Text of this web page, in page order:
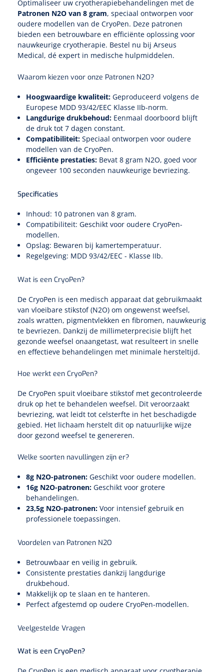
Verzwaringsdekens
Positioneringsmateriaal
Verpleegdekens
Bekers
Koffiebekers
Opzetstukken voor bekers
Doucheramen
Wandbeugels
Douchestoelen
Toiletbeugels
Diversen badkamerhulpmiddelen
Toiletstoelen
Doucherolstoelen
Douchebrancard
Douchetabouretten
Transferhulpmiddelen
Glijzeilen
Draaischijven
Dermatoscopen
Gynecologische lichtbronnen & toebehoren
Loupebrillen
Otoscopen
Ophtalmoscopen
Penlight
Tongspatelhouders
Voorhoofdslampen
NKO
Lichaamsmeting
Zelftest apparatuur
Weegschalen
Meetlatten
Diversen
Echografie
Toebehoren Echografie
Labo
Glucometers
Zwangerschapstesten
Urinetesten
Bloedtesten
Bobath
Draagbaar
Traction
Osteo
Kantel
Tabouret
Fysiotechniek & hydromassage
Shockwave
Tecar
TENS
Kort-en microgolf
Pressotherapie & massage
Thermotherapie
Lymfedrainage
Dry Needling
Cognitieve en visuele training
Cognitieve training
Virtual reality training
Interactieve therapie
Hand/schouder oefentherapie
Oefengewichten
Oppervlaktereiniging & -desinfectie
Papierwaren
Dameshygiëne
Zakdoekjes
Toiletpapier
Werkdoeken
Servietten
Onderzoekstafelpapier
Handdoekrollen
Cellulosepapier
Persoonlijk beschermingsmateriaal
Mutsen
Oordoppen
Maskers
Handschoenen
Overschoenen
Dispensers
Luchtverfrisser dispensers
Zeep dispensers
Papier dispensers
Urinezakken & urinepotjes
Glijmiddel
Spoelingen
Bedpannen & toiletemmers
Infuustherapie
Infuusstaander
Toebehoren injectiemateriaal
Naaldcontainers en toebehoren
Ontsmettingsalcohol
Naaldknippers
Stuwbanden
Alcoswabs
Hoofdkussens
Matrassen & beschermers
Bedden
Medisch kabinet
Onderzoekstafels
Onderzoekslampen
Dokterstassen & toebehoren
Tabouretten
Opstapjes
Karren & trolleys
Transportwagens
Wondzorgkarren
PC karren
Medicatiekarren
Actieve tilliften
Passieve tilliften
Tilbanden
Valpreventie & detectie
Zetels & zitkussens
Geriatrische zetels
Toebehoren
Apparaten
Uterustangen
Nageltangen
Verwijdertangen voor wondhaken
Bistouri
Bistourimesjes
Stitch cutters
Volledige bistouris
Bistourihouders
Instrumentendozen & verbandtrommels
Verbandtrommels
Klemmen
Oorlusjes
Pincetten
Scharen
Hysterometers
Gipszagen & ringzagen
Diverse instrumenten
Poliepentang
Stemvorken
Wondspreiders
Oogmagneten
Reflexhamers
Instrumenten reiniging & desinfectie
Vingerspalken
Enkelspalken
Kompressen & verbanden
Vetgaaskompressen
Gaaskompressen
Oogkompressen
Niet inklevende verbanden
Absorberende verbanden
Non-woven kompressen
Splitkompressen
Gipsverbanden & toebehoren
Jersey kousen
Zinklijmverbanden
Polsterwatten
Armdraagband
Loopzolen
Gipsen
Bloedstelpende verbanden
Hechtmateriaal
Hechtdraad
Nietmachine en nietjes
Hechtstrips
Hechtlijm
Windels & tubulaire verbanden
Zinklijm verbanden
Optimaliseer uw cryotherapiebehandelingen met de
Patronen N2O van 8 gram, speciaal ontworpen voor
oudere modellen van de CryoPen. Deze patronen
bieden een betrouwbare en efficiënte oplossing voor
nauwkeurige cryotherapie. Bestel nu bij Arseus
Medical, dé expert in medische hulpmiddelen.
Waarom kiezen voor onze Patronen N2O?
Hoogwaardige kwaliteit: Geproduceerd volgens de
Europese MDD 93/42/EEC Klasse IIb-norm.
Langdurige drukbehoud: Eenmaal doorboord blijft
de druk tot 7 dagen constant.
Compatibiliteit: Speciaal ontworpen voor oudere
modellen van de CryoPen.
Efficiënte prestaties: Bevat 8 gram N2O, goed voor
ongeveer 100 seconden nauwkeurige bevriezing.
Specificaties
Inhoud: 10 patronen van 8 gram.
Compatibiliteit: Geschikt voor oudere CryoPen-
modellen.
Opslag: Bewaren bij kamertemperatuur.
Regelgeving: MDD 93/42/EEC - Klasse IIb.
Wat is een CryoPen?
De CryoPen is een medisch apparaat dat gebruikmaakt
van vloeibare stikstof (N2O) om ongewenst weefsel,
zoals wratten, pigmentvlekken en fibromen, nauwkeurig
te bevriezen. Dankzij de millimeterprecisie blijft het
gezonde weefsel onaangetast, wat resulteert in snelle
en effectieve behandelingen met minimale hersteltijd.
Hoe werkt een CryoPen?
De CryoPen spuit vloeibare stikstof met gecontroleerde
druk op het te behandelen weefsel. Dit veroorzaakt
bevriezing, wat leidt tot celsterfte in het beschadigde
gebied. Het lichaam herstelt dit op natuurlijke wijze
door gezond weefsel te genereren.
Welke soorten navullingen zijn er?
8g N2O-patronen: Geschikt voor oudere modellen.
16g N2O-patronen: Geschikt voor grotere
behandelingen.
23,5g N2O-patronen: Voor intensief gebruik en
professionele toepassingen.
Voordelen van Patronen N2O
Betrouwbaar en veilig in gebruik.
Consistente prestaties dankzij langdurige
drukbehoud.
Makkelijk op te slaan en te hanteren.
Perfect afgestemd op oudere CryoPen-modellen.
Veelgestelde Vragen
Wat is een CryoPen?